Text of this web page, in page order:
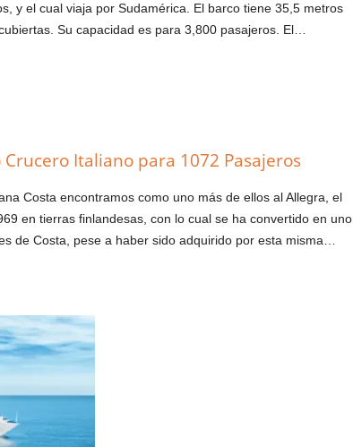
y el cual viaja por Sudamérica. El barco tiene 35,5 metros
Su capacidad es para 3,800 pasajeros. El…
Italiano para 1072 Pasajeros
Costa encontramos como uno más de ellos al Allegra, el
en tierras finlandesas, con lo cual se ha convertido en uno
de Costa, pese a haber sido adquirido por esta misma…